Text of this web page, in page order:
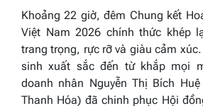
Khoảng 22 giờ, đêm Chung kết
Việt Nam 2026 chính thức khép
trang trọng, rực rỡ và giàu cảm
sinh xuất sắc đến từ khắp mọi
doanh nhân Nguyễn Thị Bích
Thanh Hóa) đã chinh phục Hội